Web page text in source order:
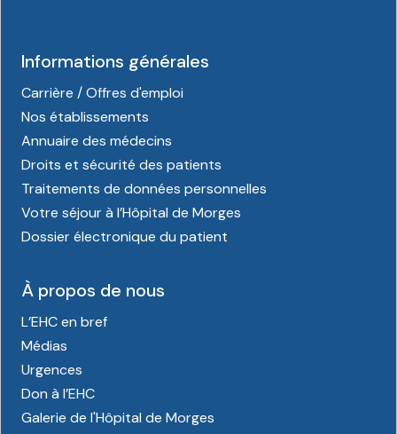
Informations générales
Carrière / Offres d'emploi
Nos établissements
Annuaire des médecins
Droits et sécurité des patients
Traitements de données personnelles
Votre séjour à l’Hôpital de Morges
Dossier électronique du patient
À propos de nous
L’EHC en bref
Médias
Urgences
Don à l’EHC
Galerie de l'Hôpital de Morges